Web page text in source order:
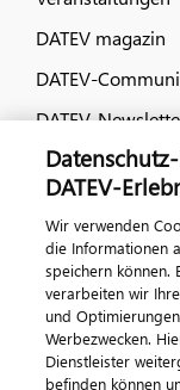
DATEV magazin
DATEV-
DATEV-
DATEV-
Wir verwenden
die Informationen
speichern können.
verarbeiten wir
und
Werbezwecken.
Dienstleister
befinden können